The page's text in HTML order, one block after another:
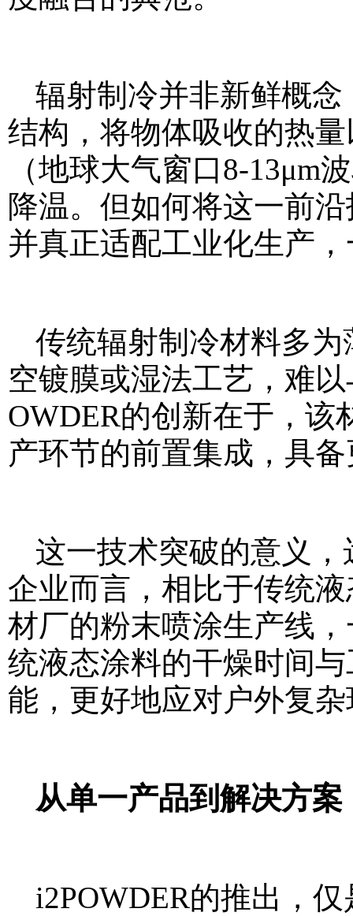
辐射制冷并非新鲜概
结构，将物体吸收的热
（地球大气窗口8-13μm
降温。但如何将这一前
并真正适配工业化生产
传统辐射制冷材料多
空镀膜或湿法工艺，难
OWDER的创新在于，
产环节的前置集成，具
这一技术突破的意义
企业而言，相比于传统
材厂的粉末喷涂生产线
统液态涂料的干燥时间
能，更好地应对户外复
从单一产品到解决方
i2POWDER的推出，